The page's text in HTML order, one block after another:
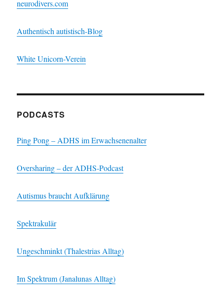
neurodivers.com
Authentisch autistisch-Blog
White Unicorn-Verein
PODCASTS
Ping Pong – ADHS im Erwachsenenalter
Oversharing – der ADHS-Podcast
Autismus braucht Aufklärung
Spektrakulär
Ungeschminkt (Thalestrias Alltag)
Im Spektrum (Janalunas Alltag)